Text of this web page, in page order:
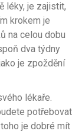
léky, je zajistit,
krokem je
na celou dobu
dva týdny
je zpoždění
lékaře.
potřebovat
je dobré mít